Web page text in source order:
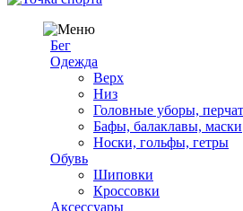
Бег
Одежда
Верх
Низ
Головные уборы,
Бафы, балаклавы, маски
Носки, гольфы, гетры
Обувь
Шиповки
Кроссовки
Аксессуары